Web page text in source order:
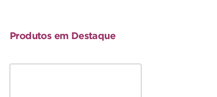
Produtos em Destaque